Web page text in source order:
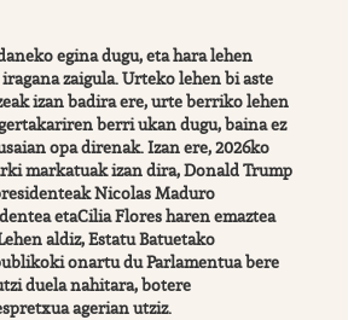
egina dugu, eta hara lehen
zaigula. Urteko lehen bi aste
izan badira ere, urte berriko lehen
berri ukan dugu, baina ez
opa direnak. Izan ere, 2026ko
markatuak izan dira, Donald Trump
Nicolas Maduro
etaCilia Flores haren emaztea
aldiz, Estatu Batuetako
onartu du Parlamentua bere
duela nahitara, botere
agerian utziz.